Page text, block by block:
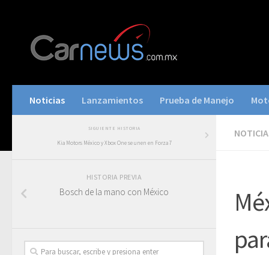
Noticias Lanzamientos Prueba de Manejo
SIGUIENTE HISTORIA
Kia Motors México y Xbox One se unen en Forza 7
HISTORIA PREVIA
Bosch de la mano con México